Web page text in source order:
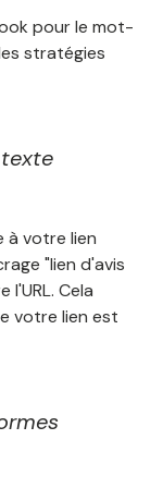
pour le mot-
stratégies
à votre lien
"lien d'avis
l'URL. Cela
votre lien est